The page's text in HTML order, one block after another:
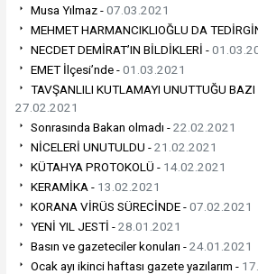
Musa Yılmaz -07.03.2021
MEHMET HARMANCIKLIOĞLU DA
NECDET DEMİRAT’IN BİLDİKLERİ -
EMET İlçesi’nde -01.03.2021
TAVŞANLILI KUTLAMAYI UNUTTUĞU BAZI
27.02.2021
Sonrasında Bakan olmadı -22.02.2021
NİCELERİ UNUTULDU -21.02.2021
KÜTAHYA PROTOKOLÜ - 14.02.2021
KERAMİKA - 13.02.2021
KORANA VİRÜS SÜRECİNDE -07.02.2021
YENİ YIL JESTİ -28.01.2021
Basın ve gazeteciler konuları -24.01.2021
Ocak ayı ikinci haftası gazete yazılarım -